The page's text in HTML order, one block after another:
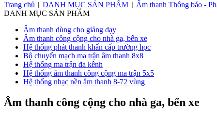
Trang chủ
DANH MỤC SẢN PHẨM Âm thanh Thông báo -
DANH MỤC SẢN PHẨM
Âm thanh dùng cho giảng dạy
Âm thanh công cộng cho nhà ga, bến xe
Hệ thống phát thanh khẩn cấp trường học
Bộ chuyển mạch ma trận âm thanh 8x8
Hệ thống ma trận đa kênh
Hệ thống âm thanh công cộng ma trận 5x5
Hệ thống nhạc nền âm thanh 8-72 vùng
Âm thanh công cộng cho nhà ga, bến xe